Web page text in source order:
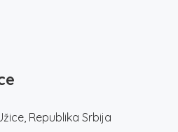
Republika Srbija